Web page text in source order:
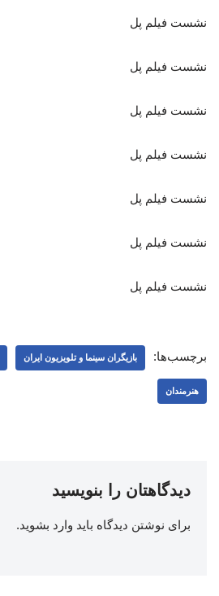
نشست فیلم پل
نشست فیلم پل
نشست فیلم پل
نشست فیلم پل
نشست فیلم پل
نشست فیلم پل
نشست فیلم پل
برچسب‌ها: بازیگران سینما و تلویزیون ایران
هنرمندان
دیدگاهتان را بنویسید
برای نوشتن دیدگاه باید وارد بشوید.